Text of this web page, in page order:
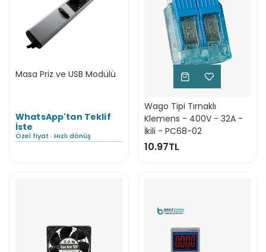
Masa Priz ve USB Modülü
WhatsApp'tan Teklif
İste
Özel fiyat · Hızlı dönüş
Wago Tipi Tırnaklı
Klemens - 400V - 32A -
İkili - PC68-02
10.97TL